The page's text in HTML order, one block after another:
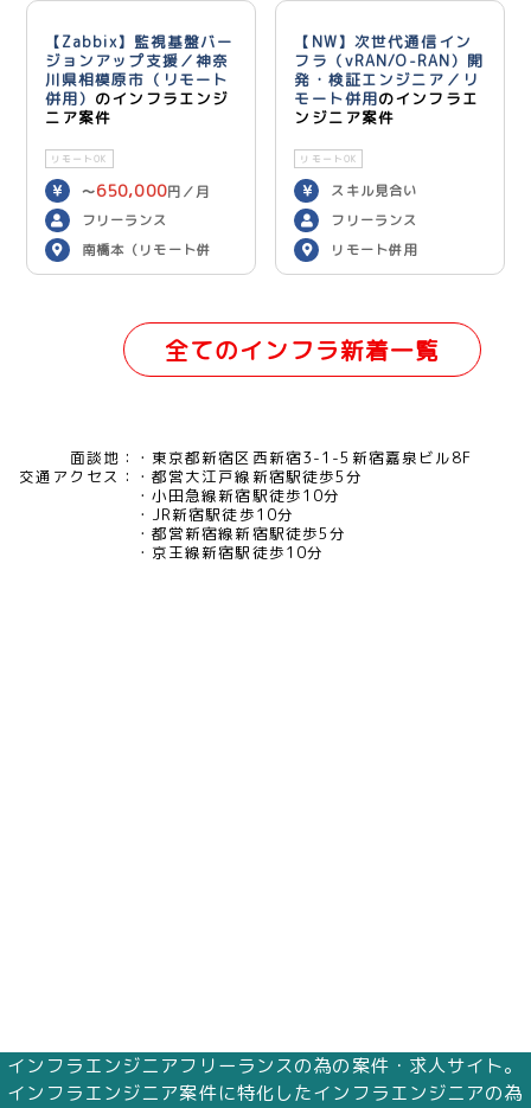
【Zabbix】監視基盤バー
ジョンアップ支援／神奈
川県相模原市（リモート
併用） のインフラエンジ
ニア案件
リモートOK
〜650,000円／月
フリーランス
南橋本（リモート併
用）
【NW】次世代通信イン
フラ（vRAN/O-RAN）開
発・検証エンジニア／リ
モート併用のインフラエ
ンジニア案件
リモートOK
スキル見合い
フリーランス
リモート併用
全てのインフラ新着一覧
面談地：
東京都新宿区西新宿3-1-5新宿嘉泉ビル8F
交通アクセス：
都営大江戸線新宿駅徒歩5分
小田急線新宿駅徒歩10分
JR新宿駅徒歩10分
都営新宿線新宿駅徒歩5分
京王線新宿駅徒歩10分
インフラエンジニアフリーランスの為の案件・求人サイト。
インフラエンジニア案件に特化したインフラエンジニアの為